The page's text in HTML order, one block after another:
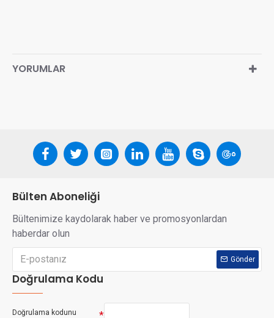
YORUMLAR
Bülten Aboneliği
Bültenimize kaydolarak haber ve promosyonlardan
haberdar olun
Gönder
Doğrulama Kodu
Doğrulama kodunu